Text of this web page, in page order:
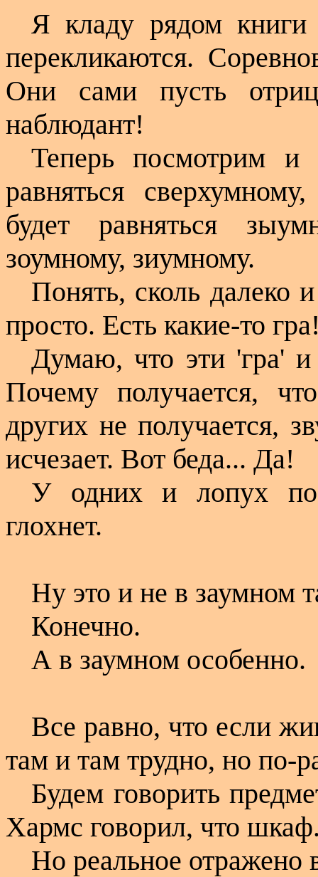
Я кладу рядом
перекликаются.
Они сами пусть
наблюдант!
Теперь посмотрим и
равняться
будет равняться
зоумному, зиумному.
Понять, сколь далеко
просто. Есть какие-то
Думаю, что эти 'гра' и
Почему получается,
других не получается,
исчезает. Вот беда... Да!
У одних и лопух
глохнет.
Ну это и не в заумном
Конечно.
А в заумном особенно.
Все равно, что если
там и там трудно, но по-
Будем говорить
Хармс говорил, что
Но реальное отражено